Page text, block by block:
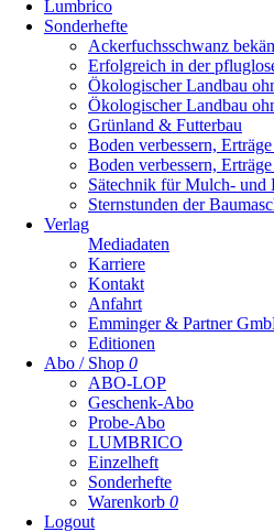
Lumbrico
Sonderhefte
Ackerfuchsschwanz
Erfolgreich in der
Ökologischer Landbau
Ökologischer Landbau
Grünland & Futterbau
Boden verbessern,
Boden verbessern,
Sätechnik für Mulch- und
Sternstunden der
Verlag
Mediadaten
Karriere
Kontakt
Anfahrt
Emminger & Partner
Editionen
Abo / Shop 0
ABO-LOP
Geschenk-Abo
Probe-Abo
LUMBRICO
Einzelheft
Sonderhefte
Warenkorb 0
Logout